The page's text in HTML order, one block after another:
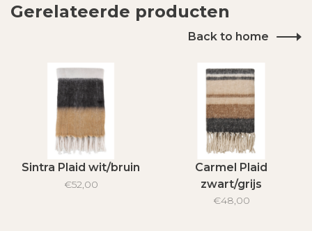
Gerelateerde producten
Back to home
Sintra Plaid wit/bruin
€52,00
Carmel Plaid
zwart/grijs
€48,00